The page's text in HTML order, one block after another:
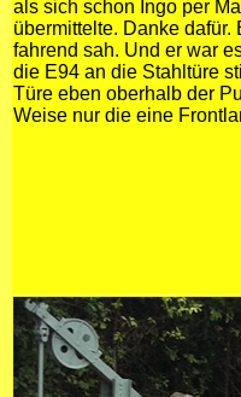
als sich schon Ingo per
übermittelte. Danke
fahrend sah. Und er war
die E94 an die Stahltüre
Türe eben oberhalb der
Weise nur die eine